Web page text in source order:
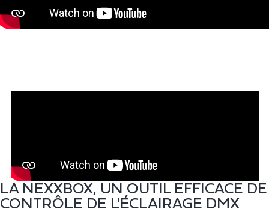
LA NEXXBOX, UN OUTIL EFFICACE DE
CONTRÔLE DE L'ÉCLAIRAGE DMX